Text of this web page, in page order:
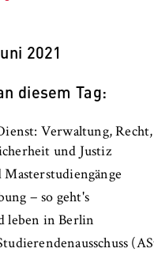
2021
diesem Tag:
Verwaltung, Recht,
und Justiz
Masterstudiengänge
− so geht's
leben in Berlin